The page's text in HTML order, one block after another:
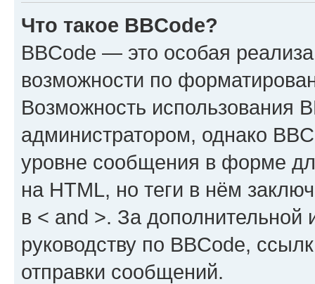
Что такое BBCode?
BBCode — это особая
возможности по
Возможность использования
администратором, однако
уровне сообщения в форме
на HTML, но теги в нём
в < and >. За
руководству по BBCode,
отправки сообщений.